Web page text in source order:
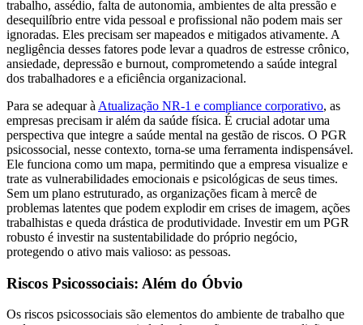
trabalho, assédio, falta de autonomia, ambientes de alta pressão e
desequilíbrio entre vida pessoal e profissional não podem mais ser
ignoradas. Eles precisam ser mapeados e mitigados ativamente. A
negligência desses fatores pode levar a quadros de estresse crônico,
ansiedade, depressão e burnout, comprometendo a saúde integral
dos trabalhadores e a eficiência organizacional.
Para se adequar à Atualização NR-1 e compliance corporativo, as
empresas precisam ir além da saúde física. É crucial adotar uma
perspectiva que integre a saúde mental na gestão de riscos. O PGR
psicossocial, nesse contexto, torna-se uma ferramenta indispensável.
Ele funciona como um mapa, permitindo que a empresa visualize e
trate as vulnerabilidades emocionais e psicológicas de seus times.
Sem um plano estruturado, as organizações ficam à mercê de
problemas latentes que podem explodir em crises de imagem, ações
trabalhistas e queda drástica de produtividade. Investir em um PGR
robusto é investir na sustentabilidade do próprio negócio,
protegendo o ativo mais valioso: as pessoas.
Riscos Psicossociais: Além do Óbvio
Os riscos psicossociais são elementos do ambiente de trabalho que